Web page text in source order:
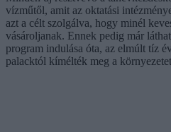
vízműtől, amit az oktatási
azt a célt szolgálva, hogy minél
vásároljanak. Ennek pedig már
program indulása óta, az elmúlt tíz
palacktól kímélték meg a